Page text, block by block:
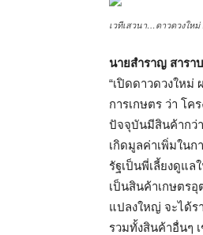
เวทีเสวนา…ดาวดวงให
นายสำราญ สารา
“เปิดดาวดวงใหม่
การเกษตร ว่า โค
ปัจจุบันมีสินค้ากว่า
เกิดมูลค่าเพิ่มใน
รัฐเป็นพี่เลี้ยงดูแ
เป็นสินค้าเกษตร
แปลงใหญ่ จะได้ร
รวมทั้งสินค้าอื่นๆ